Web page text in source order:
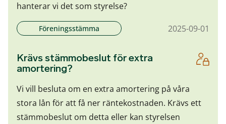
hanterar vi det som styrelse?
Föreningsstämma 2025-09-01
Krävs stämmobeslut för extra
amortering?
Vi vill besluta om en extra amortering på våra
stora lån för att få ner räntekostnaden. Krävs ett
stämmobeslut om detta eller kan styrelsen